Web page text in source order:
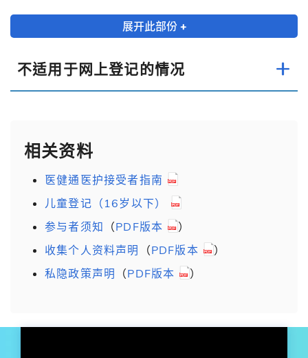
展开此部份 +
不适用于网上登记的情况
相关资料
医健通医护接受者指南
儿童登记（16岁以下）
参与者须知 （PDF版本
）
收集个人资料声明
（PDF版本
）
私隐政策声明
（PDF版本 ）